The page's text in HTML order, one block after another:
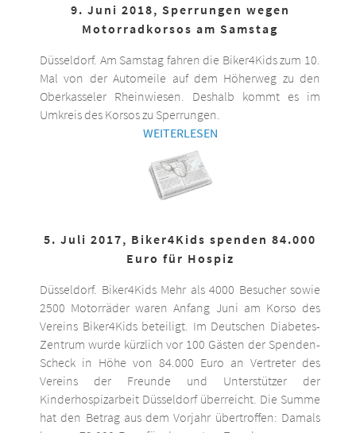
9. Juni 2018, Sperrungen wegen
Motorradkorsos am Samstag
Düsseldorf. Am Samstag fahren die Biker4Kids zum 10.
Mal von der Automeile auf dem Höherweg zu den
Oberkasseler Rheinwiesen. Deshalb kommt es im
Umkreis des Korsos zu Sperrungen.
WEITERLESEN
5. Juli 2017, Biker4Kids spenden 84.000
Euro für Hospiz
Düsseldorf. Biker4Kids Mehr als 4000 Besucher sowie
2500 Motorräder waren Anfang Juni am Korso des
Vereins Biker4Kids beteiligt. Im Deutschen Diabetes-
Zentrum wurde kürzlich vor 100 Gästen der Spenden-
Scheck in Höhe von 84.000 Euro an Vertreter des
Vereins der Freunde und Unterstützer der
Kinderhospizarbeit Düsseldorf überreicht. Die Summe
hat den Betrag aus dem Vorjahr übertroffen: Damals